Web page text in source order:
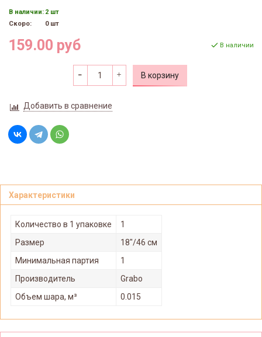
В наличии: 2 шт
Скоро:
0 шт
159.00 руб В наличии
В корзину
Добавить в сравнение
Характеристики
Количество в 1 упаковке
1
Размер
18"/46 см
Минимальная партия
1
Производитель
Grabo
Объем шара, м³
0.015